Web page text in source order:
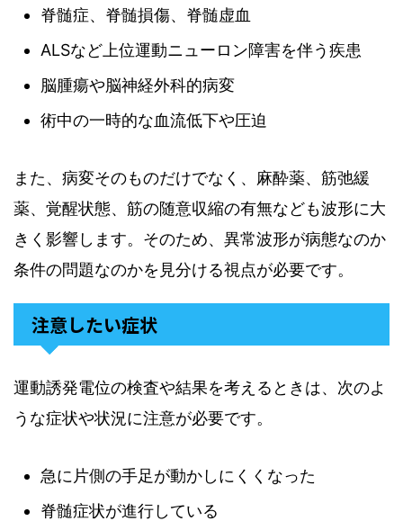
脊髄症、脊髄損傷、脊髄虚血
ALSなど上位運動ニューロン障害を伴う疾患
脳腫瘍や脳神経外科的病変
術中の一時的な血流低下や圧迫
また、病変そのものだけでなく、麻酔薬、筋弛緩
薬、覚醒状態、筋の随意収縮の有無なども波形に大
きく影響します。そのため、異常波形が病態なのか
条件の問題なのかを見分ける視点が必要です。
注意したい症状
運動誘発電位の検査や結果を考えるときは、次のよ
うな症状や状況に注意が必要です。
急に片側の手足が動かしにくくなった
脊髄症状が進行している